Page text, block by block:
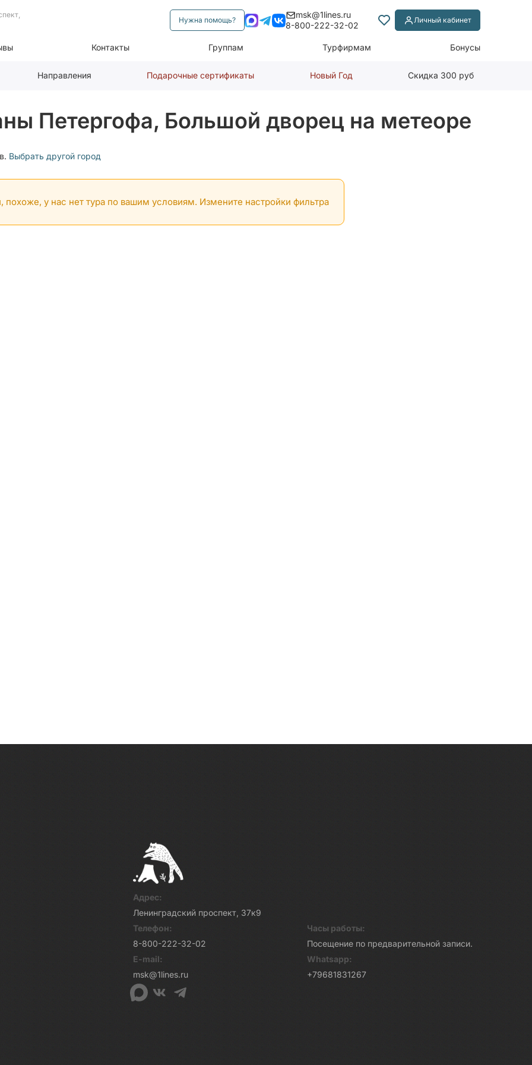
Нужна помощь?
msk@1lines.ru
8-800-222-32-02
Личный кабинет
Контакты Группам Турфирмам Бонусы
Направления Подарочные сертификаты Новый Год Скидка 300 руб
Петергофа, Большой дворец на метеоре
Выбрать другой город
похоже, у нас нет тура по вашим условиям. Измените настройки фильтра
Адрес:
Ленинградский проспект, 37к9
Телефон:
8-800-222-32-02
Часы работы:
Посещение по предварительной записи.
E-mail:
msk@1lines.ru
Whatsapp:
+79681831267